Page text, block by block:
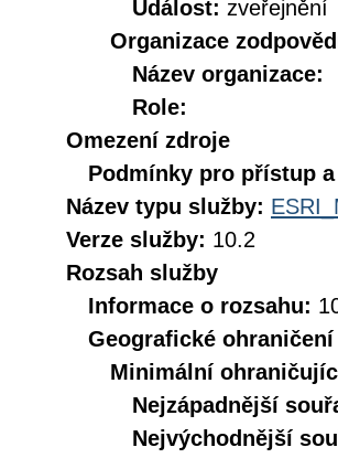
Událost: zveřejnění
Organizace
Název organizace:
Role:
Omezení zdroje
Podmínky pro přístup
Název typu služby:
Verze služby: 10.2
Rozsah služby
Informace o rozsahu:
Geografické ohraničení
Minimální
Nejzápadnější
Nejvýchodnější